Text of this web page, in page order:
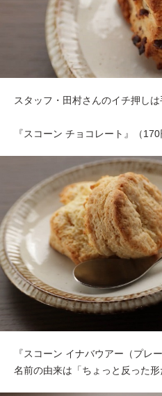
スタッフ・田村さんのイチ押しは
『スコーン チョコレート』（170
『スコーン イナバウアー（プレ
名前の由来は「ちょっと反った形